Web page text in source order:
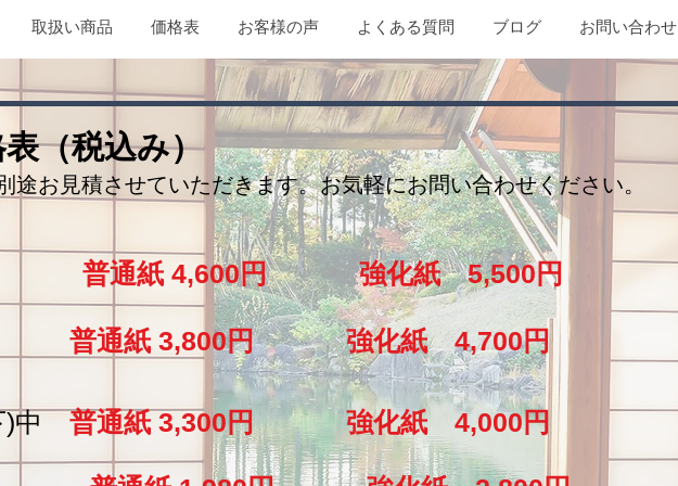
取扱い商品 価格表 お客様の声 よくある質問 ブログ お問い合わせ
（税込み）
途お見積させていただきます。お気軽にお問い合わせください。
普通紙 4,600円 強化紙 5,500円
大 普通紙 3,800円 強化紙 4,700円
中 普通紙 3,300円 強化紙 4,000円